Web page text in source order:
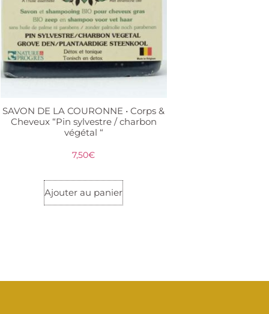
SAVON DE LA COURONNE • Corps &
Cheveux “Pin sylvestre / charbon
végétal “
7,50€
Ajouter au panier